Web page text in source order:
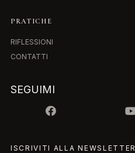
PRATICHE
RIFLESSIONI
CONTATTI
SEGUIMI
ISCRIVITI ALLA NEWSLETTER